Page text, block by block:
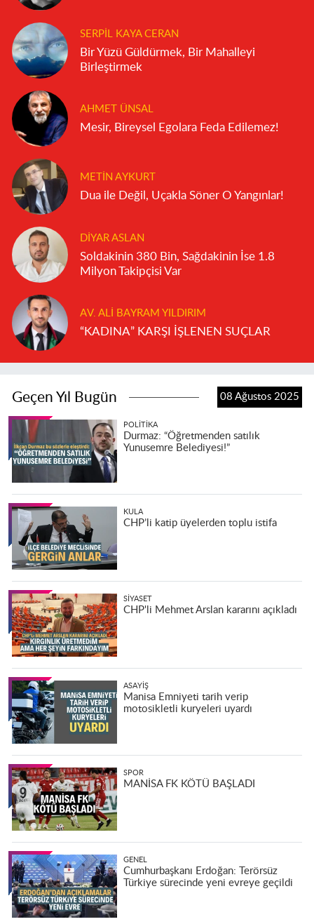
SERPIL KAYA CERAN
Bir Yüzü Güldürmek, Bir Mahalleyi
Birleştirmek
AHMET ÜNSAL
Mesir, Bireysel Egolara Feda Edilemez!
METIN AYKURT
Dua ile Değil, Uçakla Söner O Yangınlar!
DIYAR ASLAN
Soldakinin 380 Bin, Sağdakinin İse 1.8
Milyon Takipçisi Var
AV. ALI BAYRAM YILDIRIM
“KADINA” KARŞI İŞLENEN SUÇLAR
Geçen Yıl Bugün 08 Ağustos 2025
POLITIKA
Durmaz: “Öğretmenden satılık
Yunusemre Belediyesi!”
KULA
CHP’li katip üyelerden toplu istifa
SIYASET
CHP'li Mehmet Arslan kararını açıkladı
ASAYIŞ
Manisa Emniyeti tarih verip
motosikletli kuryeleri uyardı
SPOR
MANİSA FK KÖTÜ BAŞLADI
GENEL
Cumhurbaşkanı Erdoğan: Terörsüz
Türkiye sürecinde yeni evreye geçildi